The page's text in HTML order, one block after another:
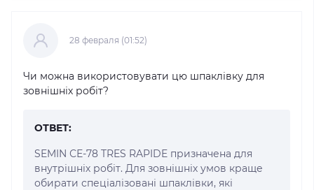
28 февраля (01:52)
Чи можна використовувати цю шпаклівку для
зовнішніх робіт?
ОТВЕТ:
SEMIN СЕ-78 TRES RAPIDE призначена для
внутрішніх робіт. Для зовнішніх умов краще
обирати спеціалізовані шпаклівки, які